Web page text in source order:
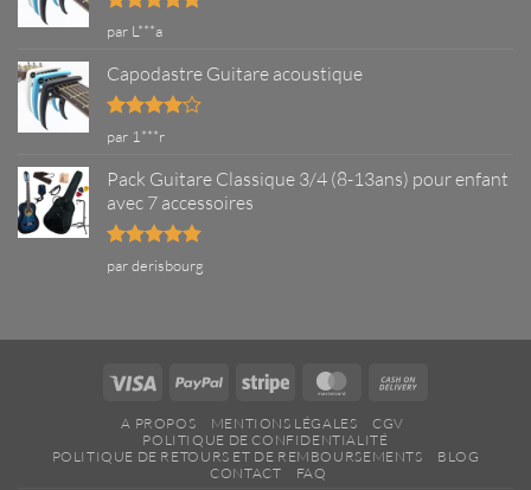
Note5
par L***a
Capodastre Guitare acoustique
Note4
par 1***r
Pack Guitare Classique 3/4 (8-13ans) pour enfant
avec 7 accessoires
Note5sur
par derisbourg
Visa PayPal Stripe MasterCard
A PROPOS MENTIONS LÉGALES
CGV
POLITIQUE DE CONFIDENTIALITÉ
POLITIQUE DE RETOURS ET DE REMBOURSEMENTS
BLOG
CONTACT
FAQ